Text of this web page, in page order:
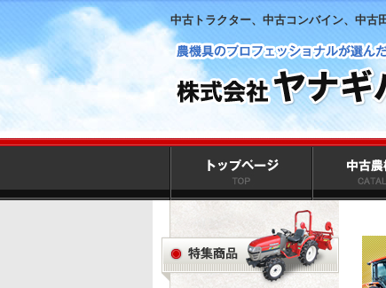
中古トラクター、中古コンバイン、中古